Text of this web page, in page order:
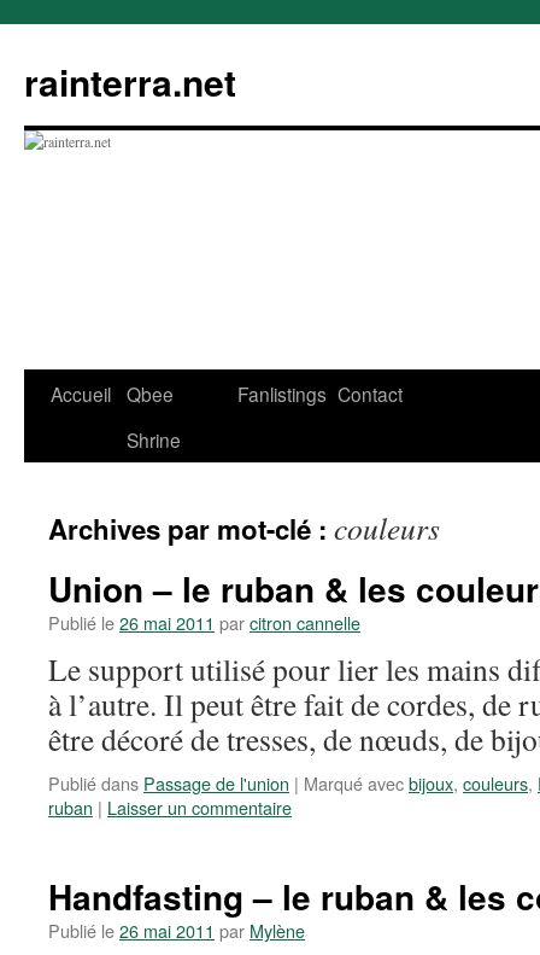
rainterra.net
Aller
Accueil Qbee
Shrine
Fanlistings Contact
Archives par mot-clé : couleurs
Union – le ruban & les
Publié le26 mai 2011 parcitron cannelle
Le support utilisé pour lier les mains
à l’autre. Il peut être fait de cordes, de
être décoré de tresses, de nœuds, de
Publié dans Passage de l'union | Marqué avecbijoux, couleurs,
ruban | Laisser un commentaire
Handfasting – le ruban & les
Publié le26 mai 2011 par Mylène